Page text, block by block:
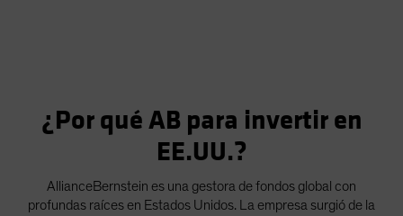
¿Por qué AB para invertir en
EE.UU.?
AllianceBernstein es una gestora de fondos global con
profundas raíces en Estados Unidos. La empresa surgió de la